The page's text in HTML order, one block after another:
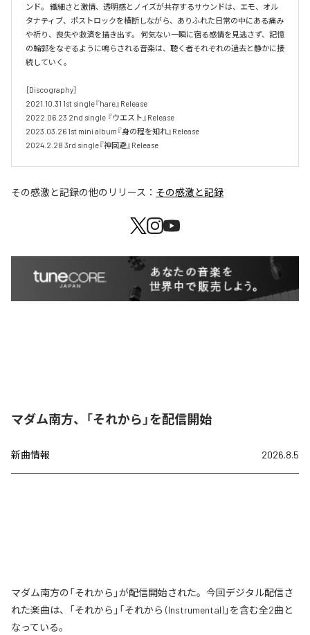
ンド。 繊細さと激情、透明感とノイズが共存するサウンドは、エモ、オル
タナティブ、ポストロックを横断しながら、ありふれた日常の中にある痛み
や祈り、喪失や救済を描き出す。 何気ない一瞬に宿る感情を見逃さず、記憶
の輪郭をなぞるように鳴らされる音楽は、聴く者それぞれの過去と静かに接
続していく。
［Discography］
2021.10.31 1st single『hare』Release
2022.06.23 2nd single 『ウエスト』Release
2023.03.26 1st mini album『身の程を知れ』Release
2024.2.28 3rd single『神回避』Release
その感激と記録の他のリリース： その感激と記録
マダム南方、「それから」を配信開始
新曲情報 2026.8.5
マダム南方の「それから」が配信開始された。今回デジタル配信さ
れた楽曲は、「それから」「それから (Instrumental)」を含む全2曲と
なっている。